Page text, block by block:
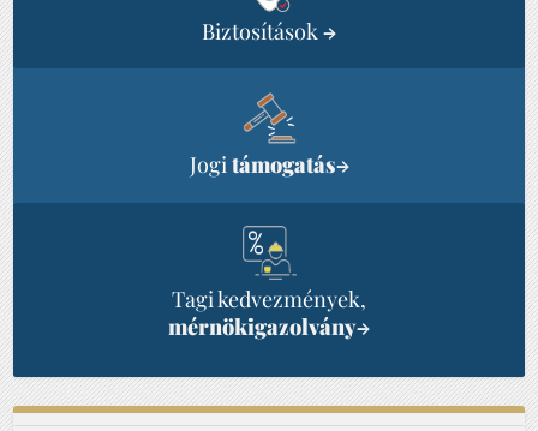
Biztosítások→
Jogitámogatás→
Tagi kedvezmények,
mérnökigazolvány→